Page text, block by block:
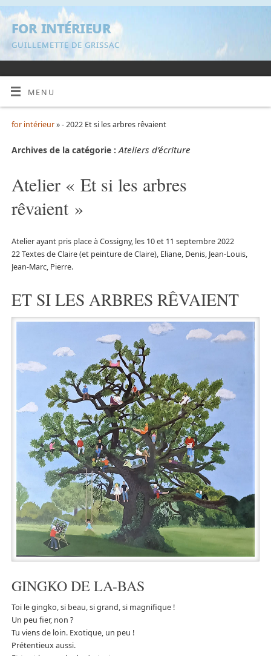
for intérieur
GUILLEMETTE DE GRISSAC
MENU
for intérieur» - 2022 Et si les arbres rêvaient
Archives de la catégorie : Ateliers d’écriture
Atelier « Et si les arbres
rêvaient »
Atelier ayant pris place à Cossigny, les 10 et 11 septembre 2022
22 Textes de Claire (et peinture de Claire), Eliane, Denis, Jean-Louis,
Jean-Marc, Pierre.
ET SI LES ARBRES RÊVAIENT
GINGKO DE LA-BAS
Toi le gingko, si beau, si grand, si magnifique !
Un peu fier, non ?
Tu viens de loin. Exotique, un peu !
Prétentieux aussi.